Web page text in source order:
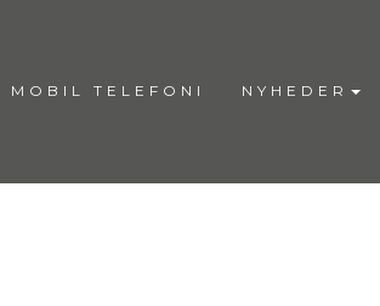
MOBIL TELEFONI NYHEDER